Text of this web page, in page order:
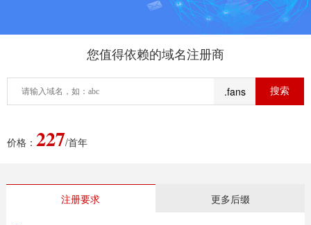
您值得依赖的域名注册商
.fans
价格： 227/首年
注册要求 更多后缀